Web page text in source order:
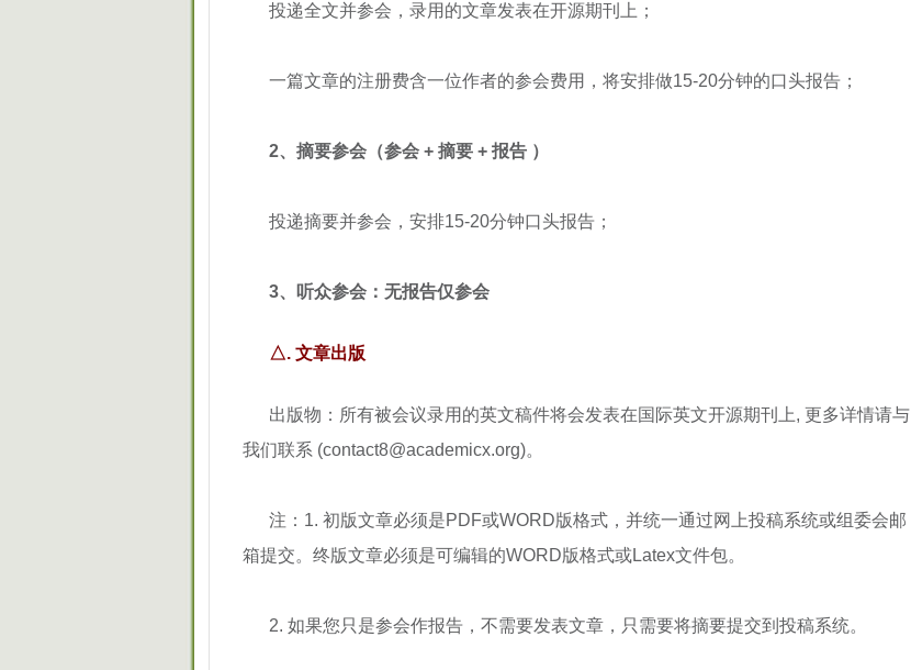
投递全文并参会，录用的文章发表在开源期刊上；
一篇文章的注册费含一位作者的参会费用，将安排做15-20分钟的口头报告；
2、摘要参会（参会 + 摘要 + 报告 ）
投递摘要并参会，安排15-20分钟口头报告；
3、听众参会：无报告仅参会
△. 文章出版
出版物：所有被会议录用的英文稿件将会发表在国际英文开源期刊上, 更多详情请与
我们联系 (contact8@academicx.org)。
注：1. 初版文章必须是PDF或WORD版格式，并统一通过网上投稿系统或组委会邮
箱提交。终版文章必须是可编辑的WORD版格式或Latex文件包。
2. 如果您只是参会作报告，不需要发表文章，只需要将摘要提交到投稿系统。